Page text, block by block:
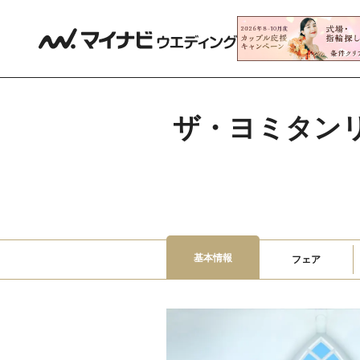
ザ・ヨミタン
基本情報 フェア